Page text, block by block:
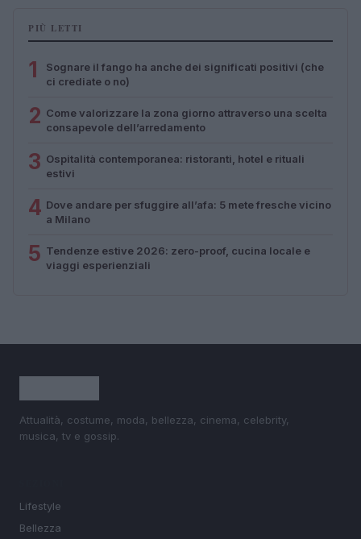
PIÙ LETTI
1
Sognare il fango ha anche dei significati positivi (che
ci crediate o no)
2 Come valorizzare la zona giorno attraverso una scelta
consapevole dell’arredamento
3 Ospitalità contemporanea: ristoranti, hotel e rituali
estivi
4 Dove andare per sfuggire all’afa: 5 mete fresche vicino
a Milano
5 Tendenze estive 2026: zero-proof, cucina locale e
viaggi esperienziali
Attualità, costume, moda, bellezza, cinema, celebrity,
musica, tv e gossip.
Lifestyle
Bellezza